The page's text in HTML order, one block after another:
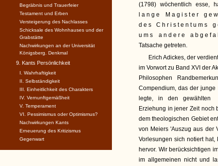
(1798) wöchentlich esse,
lange Magister
des Christentums
ums andere
Tatsache getreten.
Erich Adickes, der
im Vorwort zu Band XVI der
Philosophen
Compendium, das der
legte, in den gewählten
Erziehung in jener Zeit noch
dem theologischen Gebiet
von Meiers 'Auszug aus der
Vorlesungen sich notiert
hervor. Wir berücksichtigen
im allgemeinen nicht und
Begräbnis und Trauerfeier
Testament und Erben
Versteigerung des Nachlasses
Schicksale des Wohnhauses und der
Grabstätte
Nachwirkungen an der Universität
Königsberg. Denkmal
9. Kants Persönlichkeit
I. Wahrhaftigkeit
II. Selbständigkeit
III. Einheitlichkeit des Charakters
IV. Vernunftgemäßheit
V. Temperament
VI. Pessimismus oder Optimismus?
Nachwirkungen Kants
Erneuerung des Kritizismus
Gegenwart